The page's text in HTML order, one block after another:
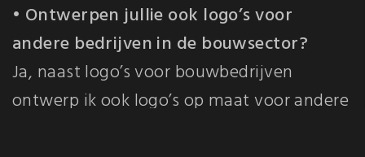
• Ontwerpen jullie ook logo’s voor
andere bedrijven in de bouwsector?
Ja, naast logo’s voor bouwbedrijven
ontwerp ik ook logo’s op maat voor andere